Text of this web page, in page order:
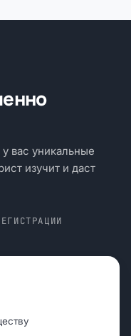
вас уникальные
изучит и даст